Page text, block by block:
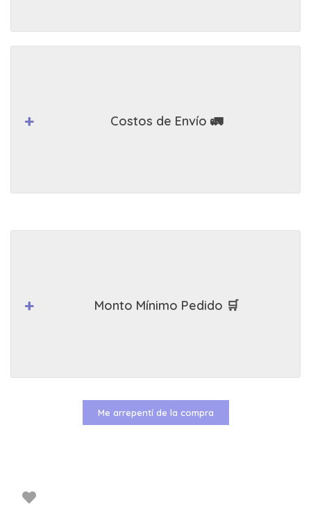
Costos de Envío 🚛
Monto Mínimo Pedido 🛒
Me arrepentí de la compra